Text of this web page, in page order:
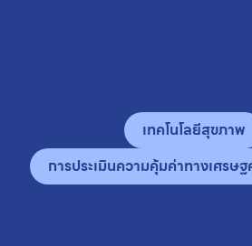
เทคโนโลยีสุขภาพ
การประเมินความคุ้มค่าทางเศรษ